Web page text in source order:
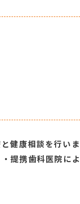
健康相談を行い
提携歯科医院に